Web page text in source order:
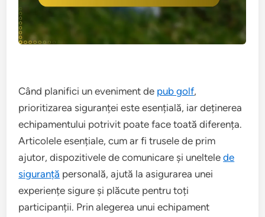
Când planifici un eveniment de pub golf,
prioritizarea siguranței este esențială, iar deținerea
echipamentului potrivit poate face toată diferența.
Articolele esențiale, cum ar fi trusele de prim
ajutor, dispozitivele de comunicare și uneltelede
siguranță personală, ajută la asigurarea unei
experiențe sigure și plăcute pentru toți
participanții. Prin alegerea unui echipament